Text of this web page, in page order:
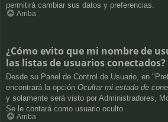
permitirá cambiar sus datos y preferencias.
Arriba
¿Cómo evito que mi nombre de
las listas de usuarios conectados?
Desde su Panel de Control de Usuario, en
encontrará la opción Ocultar mi estado de
y solamente será visto por Administradores,
Se le contará como usuario oculto.
Arriba